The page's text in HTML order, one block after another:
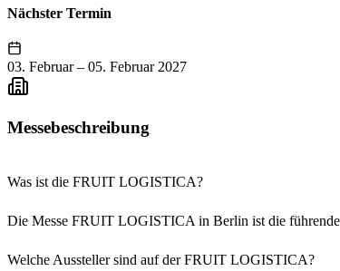
Nächster Termin
03. Februar – 05. Februar 2027
Messebeschreibung
Was ist die FRUIT LOGISTICA?
Die Messe FRUIT LOGISTICA in Berlin ist die führende
Welche Aussteller sind auf der FRUIT LOGISTICA?